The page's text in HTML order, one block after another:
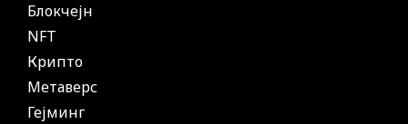
Блокчејн
NFT
Крипто
Метаверс
Гејминг